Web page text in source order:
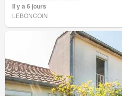
Il y a 6 jours
LEBONCOIN